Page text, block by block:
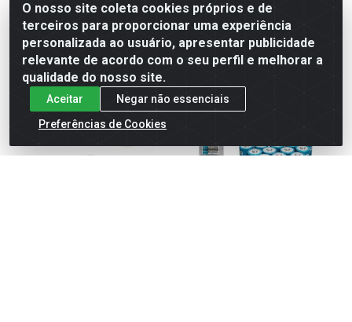
cadastre-se para
comprar.
cadastre-se para
comprar.
O nosso site coleta cookies próprios e de
terceiros para proporcionar uma experiência
personalizada ao usuário, apresentar publicidade
relevante de acordo com o seu perfil e melhorar a
qualidade do nosso site.
Aceitar
Negar não essenciais
Preferências de Cookies